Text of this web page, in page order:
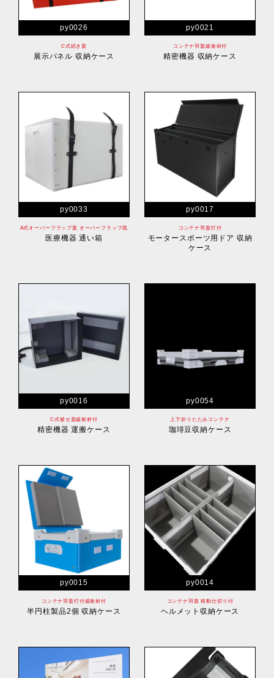
C式続き蓋
py0026
展示パネル 収納ケース
コンテナ羽蓋緩衝材付
py0021
精密機器 収納ケース
A式オーバーフラップ蓋 オーバーフラップ底
py0033
医療機器 通い箱
コンテナ羽蓋打付
py0017
モータースポーツ用ドア 収納
ケース
C式被せ蓋緩衝材付
py0016
精密機器 運搬ケース
上下折りたたみコンテナ
py0054
珈琲豆収納ケース
コンテナ羽蓋打付緩衝材付
py0015
半円柱製品2個 収納ケース
コンテナ羽蓋 移動仕切り付
py0014
ヘルメット収納ケース